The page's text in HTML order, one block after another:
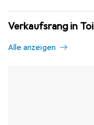
Verkaufsrang in
Alle anzeigen